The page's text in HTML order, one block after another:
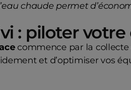
chaude permet
: piloter
commence par la collecte
et d’optimiser vos